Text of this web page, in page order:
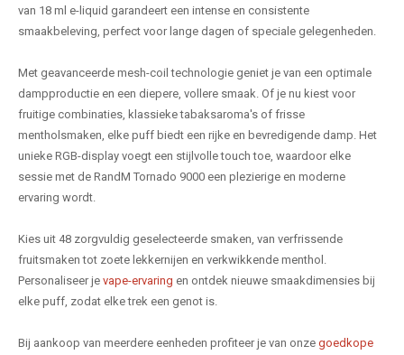
van 18 ml e-liquid garandeert een intense en consistente
smaakbeleving, perfect voor lange dagen of speciale gelegenheden.
Met geavanceerde mesh-coil technologie geniet je van een optimale
dampproductie en een diepere, vollere smaak. Of je nu kiest voor
fruitige combinaties, klassieke tabaksaroma's of frisse
mentholsmaken, elke puff biedt een rijke en bevredigende damp. Het
unieke RGB-display voegt een stijlvolle touch toe, waardoor elke
sessie met de RandM Tornado 9000 een plezierige en moderne
ervaring wordt.
Kies uit 48 zorgvuldig geselecteerde smaken, van verfrissende
fruitsmaken tot zoete lekkernijen en verkwikkende menthol.
Personaliseer je vape-ervaring en ontdek nieuwe smaakdimensies bij
elke puff, zodat elke trek een genot is.
Bij aankoop van meerdere eenheden profiteer je van onze goedkope